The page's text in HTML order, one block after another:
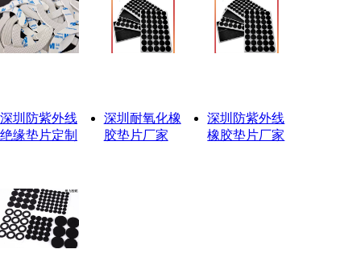
深圳防紫外线
绝缘垫片定制
深圳耐氧化橡
胶垫片厂家
深圳防紫外线
橡胶垫片厂家